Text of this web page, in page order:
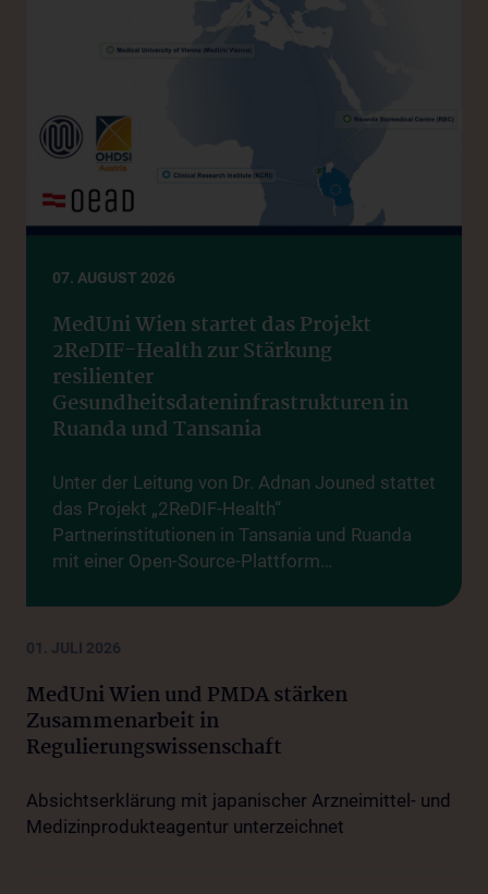
07. AUGUST 2026
MedUni Wien startet das Projekt
2ReDIF-Health zur Stärkung
resilienter
Gesundheitsdateninfrastrukturen in
Ruanda und Tansania
Unter der Leitung von Dr. Adnan Jouned stattet
das Projekt „2ReDIF-Health“
Partnerinstitutionen in Tansania und Ruanda
mit einer Open-Source-Plattform…
01. JULI 2026
MedUni Wien und PMDA stärken
Zusammenarbeit in
Regulierungswissenschaft
Absichtserklärung mit japanischer Arzneimittel- und
Medizinprodukteagentur unterzeichnet